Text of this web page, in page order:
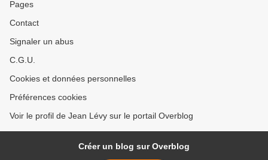
Pages
Contact
Signaler un abus
C.G.U.
Cookies et données personnelles
Préférences cookies
Voir le profil de Jean Lévy sur le portail Overblog
Créer un blog sur Overblog